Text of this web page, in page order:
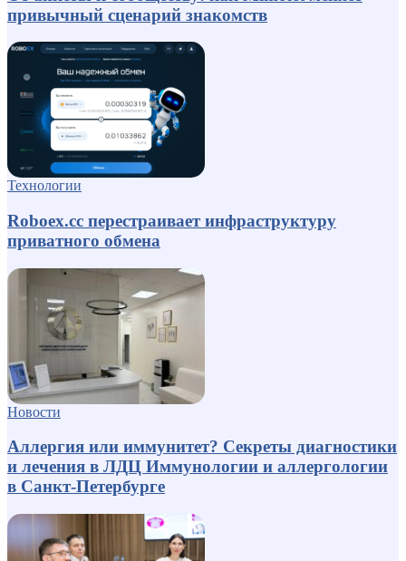
привычный сценарий знакомств
Технологии
Roboex.cc перестраивает инфраструктуру
приватного обмена
Новости
Аллергия или иммунитет? Секреты диагностики
и лечения в ЛДЦ Иммунологии и аллергологии
в Санкт-Петербурге